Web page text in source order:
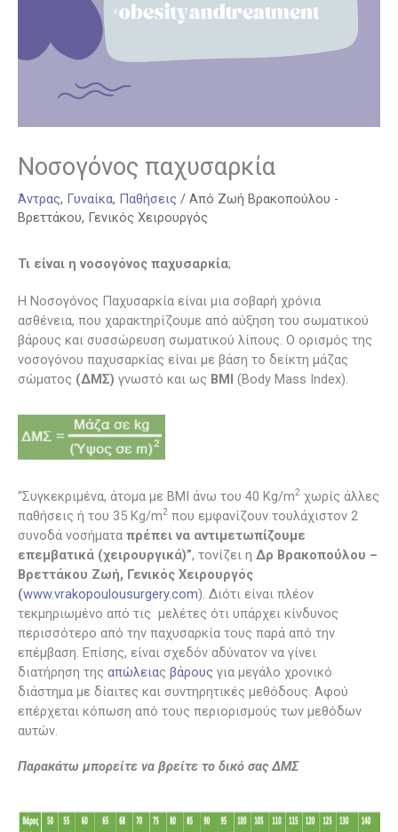
Νοσογόνος παχυσαρκία
Άντρας, Γυναίκα, Παθήσεις / Από Ζωή Βρακοπούλου -
Βρεττάκου, Γενικός Χειρουργός
Τι είναι η νοσογόνος παχυσαρκία;
Η Νοσογόνος Παχυσαρκία είναι μια σοβαρή χρόνια
ασθένεια, που χαρακτηρίζουμε από αύξηση του σωματικού
βάρους και συσσώρευση σωματικού λίπους. Ο ορισμός της
νοσογόνου παχυσαρκίας είναι με βάση το δείκτη μάζας
σώματος (ΔΜΣ) γνωστό και ως BMI (Body Mass Index).
“Συγκεκριμένα, άτομα με BMI άνω του 40 Kg/m2 χωρίς άλλες
παθήσεις ή του 35 Kg/m2 που εμφανίζουν τουλάχιστον 2
συνοδά νοσήματα πρέπει να αντιμετωπίζουμε
επεμβατικά (χειρουργικά)”, τονίζει η Δρ Βρακοπούλου –
Βρεττάκου Ζωή, Γενικός Χειρουργός
(www.vrakopoulousurgery.com). Διότι είναι πλέον
τεκμηριωμένο από τις μελέτες ότι υπάρχει κίνδυνος
περισσότερο από την παχυσαρκία τους παρά από την
επέμβαση. Επίσης, είναι σχεδόν αδύνατον να γίνει
διατήρηση της απώλειας βάρους για μεγάλο χρονικό
διάστημα με δίαιτες και συντηρητικές μεθόδους. Αφού
επέρχεται κόπωση από τους περιορισμούς των μεθόδων
αυτών.
Παρακάτω μπορείτε να βρείτε το δικό σας ΔΜΣ